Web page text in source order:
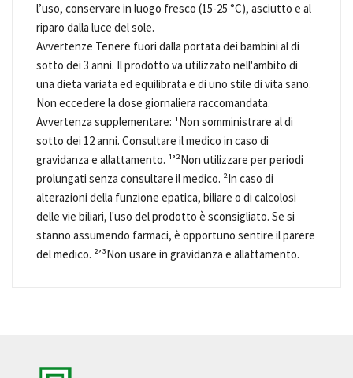
l’uso, conservare in luogo fresco (15-25 °C), asciutto e al
riparo dalla luce del sole.
Avvertenze Tenere fuori dalla portata dei bambini al di
sotto dei 3 anni. Il prodotto va utilizzato nell'ambito di
una dieta variata ed equilibrata e di uno stile di vita sano.
Non eccedere la dose giornaliera raccomandata.
Avvertenza supplementare: ¹Non somministrare al di
sotto dei 12 anni. Consultare il medico in caso di
gravidanza e allattamento. ¹’²Non utilizzare per periodi
prolungati senza consultare il medico. ²In caso di
alterazioni della funzione epatica, biliare o di calcolosi
delle vie biliari, l'uso del prodotto è sconsigliato. Se si
stanno assumendo farmaci, è opportuno sentire il parere
del medico. ²’³Non usare in gravidanza e allattamento.